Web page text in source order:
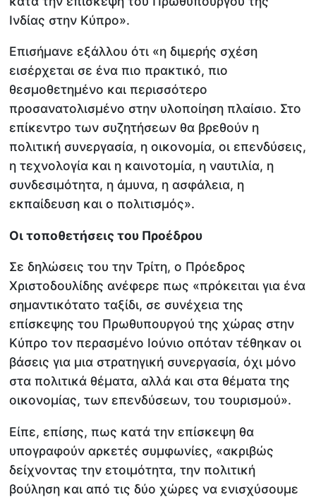
Ινδίας στην Κύπρο».
Επισήμανε εξάλλου ότι «η διμερής σχέση
εισέρχεται σε ένα πιο πρακτικό, πιο
θεσμοθετημένο και περισσότερο
προσανατολισμένο στην υλοποίηση πλαίσιο. Στο
επίκεντρο των συζητήσεων θα βρεθούν η
πολιτική συνεργασία, η οικονομία, οι επενδύσεις,
η τεχνολογία και η καινοτομία, η ναυτιλία, η
συνδεσιμότητα, η άμυνα, η ασφάλεια, η
εκπαίδευση και ο πολιτισμός».
Οι τοποθετήσεις του Προέδρου
Σε δηλώσεις του την Τρίτη, ο Πρόεδρος
Χριστοδουλίδης ανέφερε πως «πρόκειται για ένα
σημαντικότατο ταξίδι, σε συνέχεια της
επίσκεψης του Πρωθυπουργού της χώρας στην
Κύπρο τον περασμένο Ιούνιο οπόταν τέθηκαν οι
βάσεις για μια στρατηγική συνεργασία, όχι μόνο
στα πολιτικά θέματα, αλλά και στα θέματα της
οικονομίας, των επενδύσεων, του τουρισμού».
Είπε, επίσης, πως κατά την επίσκεψη θα
υπογραφούν αρκετές συμφωνίες, «ακριβώς
δείχνοντας την ετοιμότητα, την πολιτική
βούληση και από τις δύο χώρες να ενισχύσουμε